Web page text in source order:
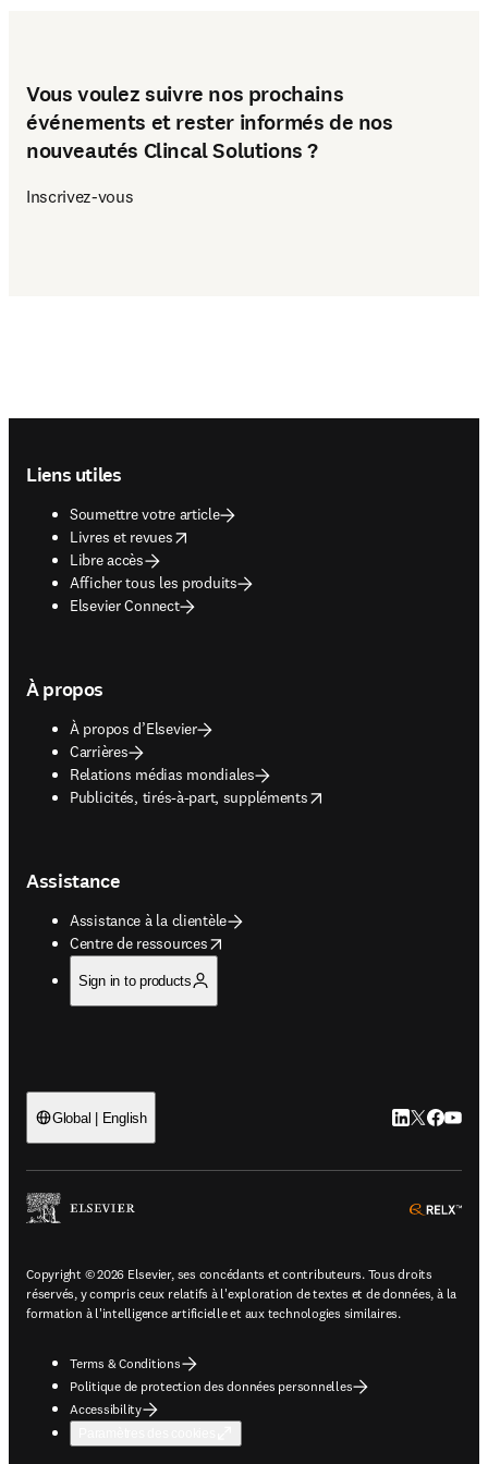
Vous voulez suivre nos prochains
événements et rester informés de nos
nouveautés Clincal Solutions ?
Inscrivez-vous
Liens utiles
Soumettre votre article
Livres et revues
opens in new tab/window
Libre accès
Afficher tous les produits
Elsevier Connect
À propos
À propos d’Elsevier
Carrières
Relations médias mondiales
Publicités, tirés-à-part, suppléments
opens in new tab/window
Assistance
Assistance à la clientèle
Centre de ressources
opens in new tab/window
Sign in to products
Global | English LinkedIn
Twitter
Copyright © 2026 Elsevier, ses concédants et contributeurs. Tous droits
réservés, y compris ceux relatifs à l'exploration de textes et de données, à la
formation à l'intelligence artificielle et aux technologies similaires.
Terms & Conditions
Politique de protection des données personnelles
Accessibility